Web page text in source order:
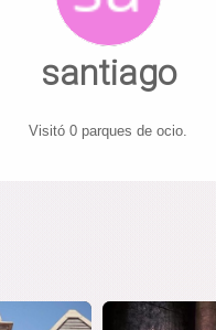
santiago
Visitó 0 parques de ocio.